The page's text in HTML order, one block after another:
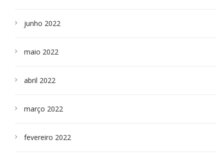
junho 2022
maio 2022
abril 2022
março 2022
fevereiro 2022